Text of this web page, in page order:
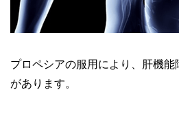
プロペシアの服用により、肝機
があります。